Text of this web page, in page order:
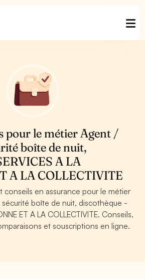
pour le métier Agent /
boîte de nuit,
A LA
A LA COLLECTIVITE
conseils en assurance pour le métier
boîte de nuit, discothèque -
ET A LA COLLECTIVITE. Conseils,
et souscriptions en ligne.